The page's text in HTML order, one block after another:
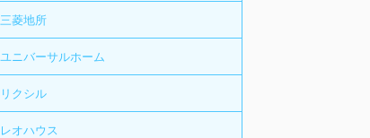
三菱地所
ユニバーサルホーム
リクシル
レオハウス